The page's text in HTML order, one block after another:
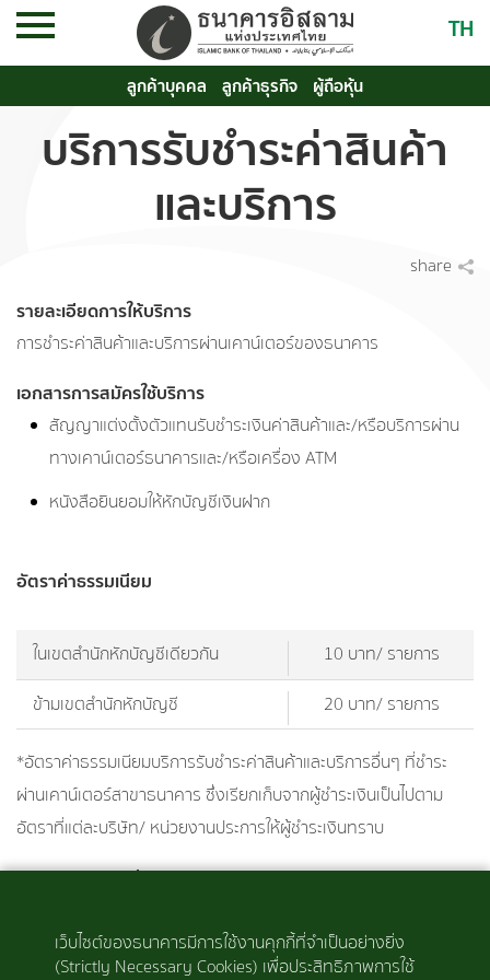
TH
ลูกค้าบุคคล ลูกค้าธุรกิจ ผู้ถือหุ้น
บริการรับชำระค่าสินค้า
และบริการ
share
รายละเอียดการให้บริการ
การชำระค่าสินค้าและบริการผ่านเคาน์เตอร์ของธนาคาร
เอกสารการสมัครใช้บริการ
สัญญาแต่งตั้งตัวแทนรับชำระเงินค่าสินค้าและ/หรือบริการผ่าน
ทางเคาน์เตอร์ธนาคารและ/หรือเครื่อง ATM
หนังสือยินยอมให้หักบัญชีเงินฝาก
อัตราค่าธรรมเนียม
ในเขตสำนักหักบัญชีเดียวกัน
10 บาท/ รายการ
ข้ามเขตสำนักหักบัญชี
20 บาท/ รายการ
*อัตราค่าธรรมเนียมบริการรับชำระค่าสินค้าและบริการอื่นๆ ที่ชำระ
ผ่านเคาน์เตอร์สาขาธนาคาร ซึ่งเรียกเก็บจากผู้ชำระเงินเป็นไปตาม
อัตราที่แต่ละบริษัท/ หน่วยงานประการให้ผู้ชำระเงินทราบ
สอบถามรายละเอียด
เว็บไซต์ของธนาคารมีการใช้งานคุกกี้ที่จำเป็นอย่างยิ่ง
(Strictly Necessary Cookies) เพื่อประสิทธิภาพการใช้